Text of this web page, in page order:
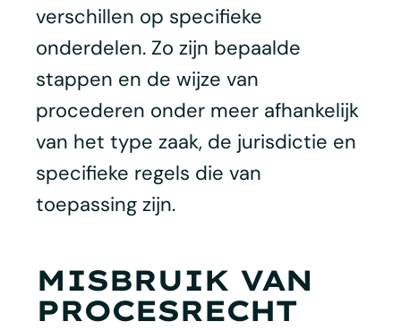
verschillen op specifieke
onderdelen. Zo zijn bepaalde
stappen en de wijze van
procederen onder meer afhankelijk
van het type zaak, de jurisdictie en
specifieke regels die van
toepassing zijn.
MISBRUIK VAN
PROCESRECHT